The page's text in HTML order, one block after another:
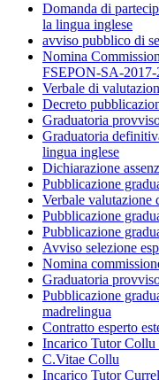
Domanda di
la lingua inglese
avviso pubblico di
Nomina
FSEPON-SA-2017-
Verbale di
Decreto
Graduatoria
Graduatoria
lingua inglese
Dichiarazione
Pubblicazione
Verbale valutazione
Pubblicazione
Pubblicazione
Avviso selezione
Nomina
Graduatoria
Pubblicazione
madrelingua
Contratto esperto
Incarico Tutor Collu
C.Vitae Collu
Incarico Tutor